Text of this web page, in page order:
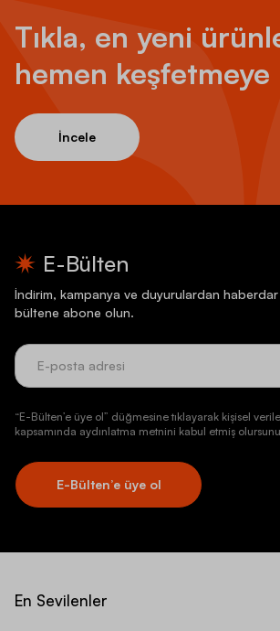
Tıkla, en yeni
hemen keşfetmeye
İncele
E-Bülten
İndirim, kampanya ve duyurulardan
bültene abone olun.
“E-Bülten’e üye ol” düğmesine tıklayarak kişisel
kapsamında aydınlatma metnini kabul etmiş
E-Bülten’e üye ol
En Sevilenler